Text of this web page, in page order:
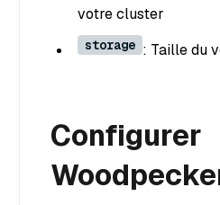
votre cluster
storage : Taille du
Configurer